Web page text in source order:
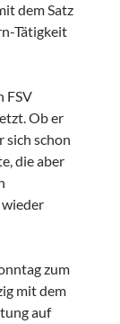
dem Satz
Tätigkeit
FSV
Ob er
sich schon
die aber
zum
mit dem
auf